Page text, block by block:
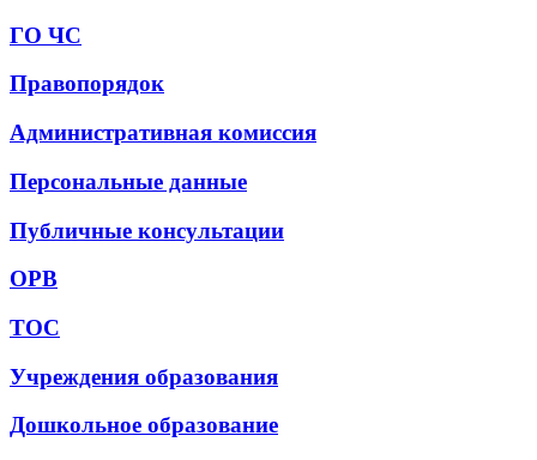
ГО ЧС
Правопорядок
Административная комиссия
Персональные данные
Публичные консультации
ОРВ
ТОС
Учреждения образования
Дошкольное образование